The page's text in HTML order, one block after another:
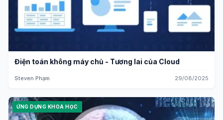
Điện toán không máy chủ - Tương lai của Cloud
Steven Phạm 29/08/2025
ỨNG DỤNG KHOA HỌC